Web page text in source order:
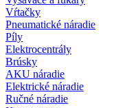
Vŕtačky
Pneumatické náradie
Píly
Elektrocentrály
Brúsky
AKU náradie
Elektrické náradie
Ručné náradie